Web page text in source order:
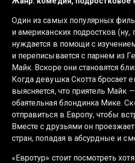
Один из самых популярных
и американских подростков (ну,
нуждается в помощи с
и переписывается с парнем из
Майк. Вскоре они становятся
Когда девушка Скотта бросает
выясняется, что приятель Майк
обаятельная блондинка Мике.
отправиться в Европу, чтобы
Вместе с друзьями он
стран, попадая в абсурдные и
«Евротур» стоит посмотреть